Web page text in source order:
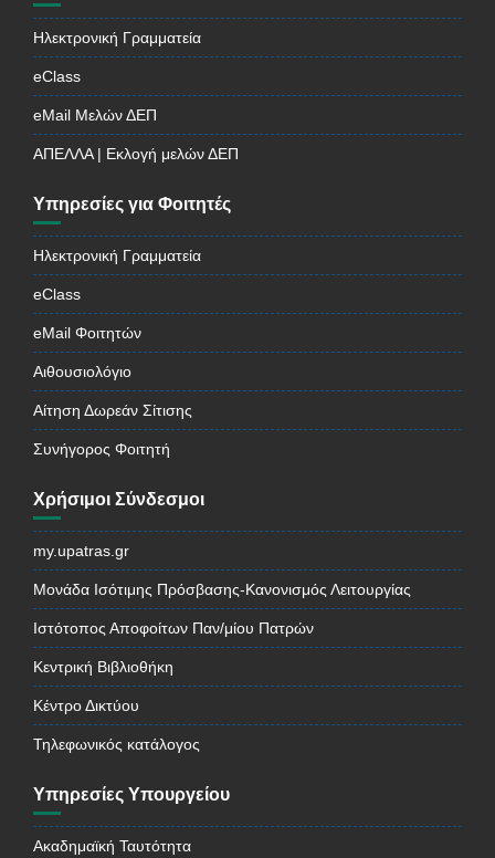
Ηλεκτρονική Γραμματεία
eClass
eMail Μελών ΔΕΠ
ΑΠΕΛΛΑ | Εκλογή μελών ΔΕΠ
Υπηρεσίες για Φοιτητές
Ηλεκτρονική Γραμματεία
eClass
eMail Φοιτητών
Αιθουσιολόγιο
Αίτηση Δωρεάν Σίτισης
Συνήγορος Φοιτητή
Χρήσιμοι Σύνδεσμοι
my.upatras.gr
Μονάδα Ισότιμης Πρόσβασης-Κανονισμός Λειτουργίας
Ιστότοπος Αποφοίτων Παν/μίου Πατρών
Κεντρική Βιβλιοθήκη
Κέντρο Δικτύου
Τηλεφωνικός κατάλογος
Υπηρεσίες Υπουργείου
Ακαδημαϊκή Ταυτότητα